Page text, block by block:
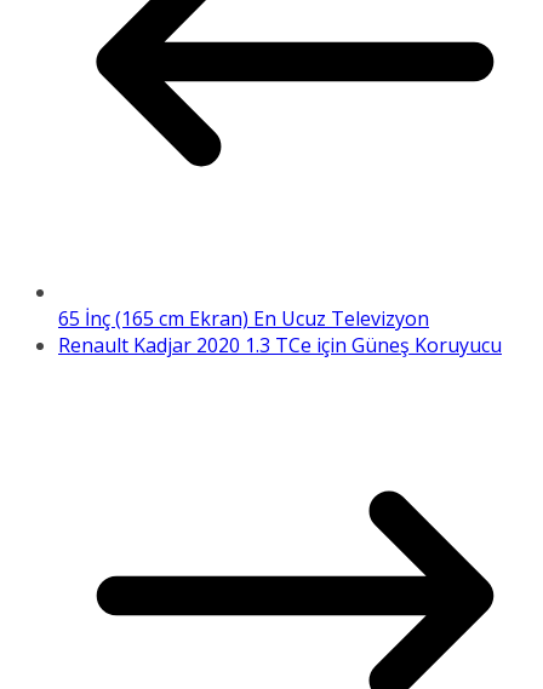
65 İnç (165 cm Ekran) En Ucuz Televizyon
Renault Kadjar 2020 1.3 TCe için Güneş Koruyucu